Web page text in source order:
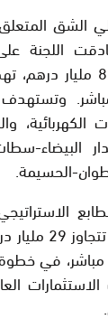
المتعلق
اللجنة
باستثمارات تصل إلى
البيضاء-
الحسيمة.
بقيمة
مباشر، في